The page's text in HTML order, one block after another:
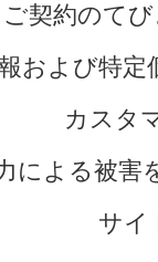
ご契約のて
および特定
カスタ
による被害
サイ